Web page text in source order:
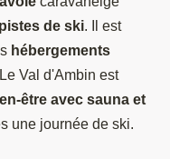
de ski. Il est
hébergements
Val d'Ambin est
être avec sauna et
une journée de ski.